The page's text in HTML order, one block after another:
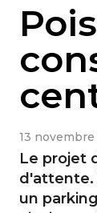
13 novembre
Le projet
d'attente.
un